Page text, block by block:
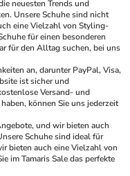
neuesten Trends und
Unsere Schuhe sind nicht
eine Vielzahl von Styling-
für einen besonderen
für den Alltag suchen, bei uns
an, darunter PayPal, Visa,
ist sicher und
Versand- und
können Sie uns jederzeit
und wir bieten auch
Schuhe sind ideal für
bieten auch eine Vielzahl von
im Tamaris Sale das perfekte